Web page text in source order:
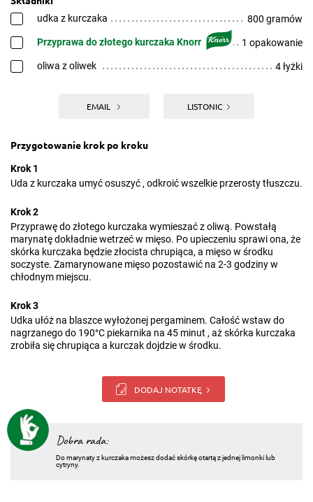
udka z kurczaka 800 gramów
Przyprawa do złotego kurczaka Knorr 1 opakowanie
oliwa z oliwek 4 łyżki
EMAIL LISTONIC
Przygotowanie krok po kroku
Krok 1
Uda z kurczaka umyć osuszyć , odkroić wszelkie przerosty tłuszczu.
Krok 2
Przyprawę do złotego kurczaka wymieszać z oliwą. Powstałą
marynatę dokładnie wetrzeć w mięso. Po upieczeniu sprawi ona, że
skórka kurczaka będzie złocista chrupiąca, a mięso w środku
soczyste. Zamarynowane mięso pozostawić na 2-3 godziny w
chłodnym miejscu.
Krok 3
Udka ułóż na blaszce wyłożonej pergaminem. Całość wstaw do
nagrzanego do 190°C piekarnika na 45 minut , aż skórka kurczaka
zrobiła się chrupiąca a kurczak dojdzie w środku.
DODAJ NOTATKĘ
Dobra rada:
Do marynaty z kurczaka możesz dodać skórkę otartą z jednej limonki lub
cytryny.